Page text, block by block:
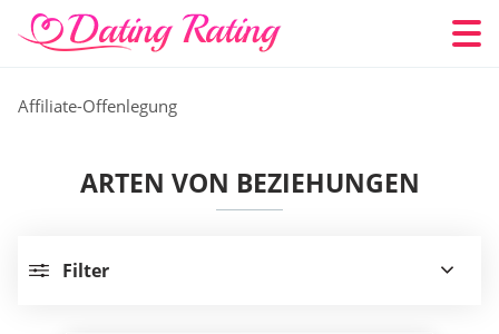
Affiliate-Offenlegung
ARTEN VON BEZIEHUNGEN
Filter